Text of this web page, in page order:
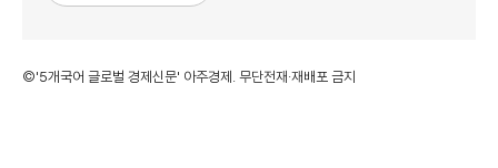
©'5개국어 글로벌 경제신문' 아주경제. 무단전재·재배포 금지